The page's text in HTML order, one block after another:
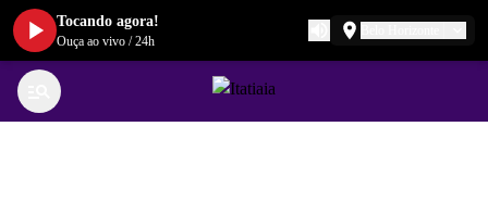
Tocando agora!
Ouça ao vivo /24h